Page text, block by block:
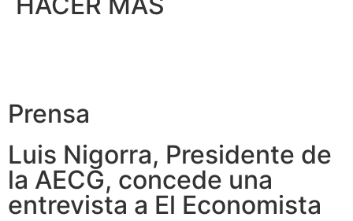
Prensa
Luis Nigorra, Presidente de
la AECG, concede una
entrevista a El Economista